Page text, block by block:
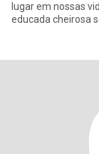
lugar em nossas
educada cheirosa